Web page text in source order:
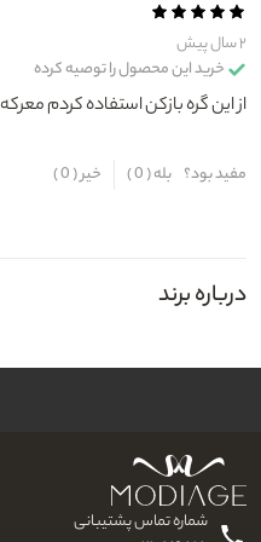
۲ سال پیش
خرید این محصول را توصیه کرده
از این گره بازکن استفاده کردم
مفید بود؟ بله ( 0
) خیر ( 0
)
درباره برند
شماره تماس پشتیبانی